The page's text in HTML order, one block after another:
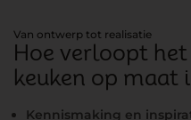
Van ontwerp tot realisatie
Hoe verloopt het
keuken op maat
Kennismaking en